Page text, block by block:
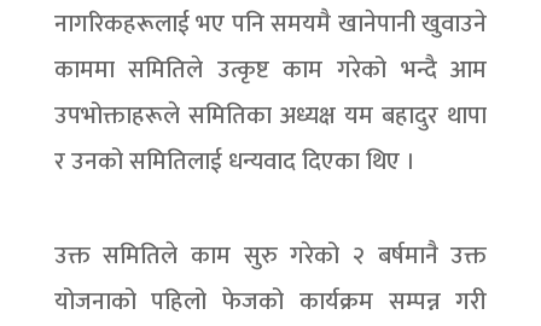
नागरिकहरूलाई भए पनि समयमै खानेपानी खुवाउने
काममा समितिले उत्कृष्ट काम गरेको भन्दै आम
उपभोक्ताहरूले समितिका अध्यक्ष यम बहादुर थापा
र उनको समितिलाई धन्यवाद दिएका थिए ।
उक्त समितिले काम सुरु गरेको २ बर्षमानै उक्त
योजनाको पहिलो फेजको कार्यक्रम सम्पन्न गरी